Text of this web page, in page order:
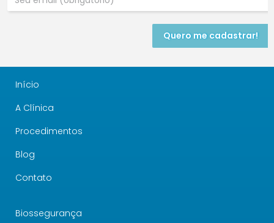
Quero me cadastrar!
Início
A Clínica
Procedimentos
Blog
Contato
Biossegurança